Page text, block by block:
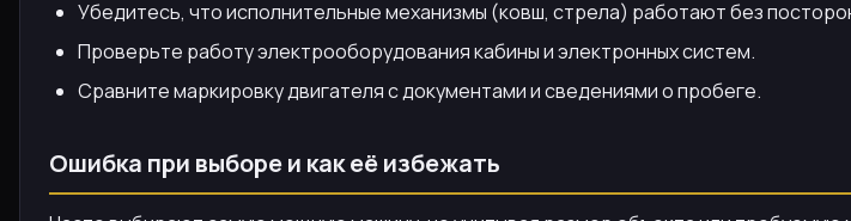
Убедитесь, что исполнительные механизмы (ковш, стрела) работают без
Проверьте работу электрооборудования кабины и электронных систем.
Сравните маркировку двигателя с документами и сведениями о пробеге.
Ошибка при выборе и как её избежать